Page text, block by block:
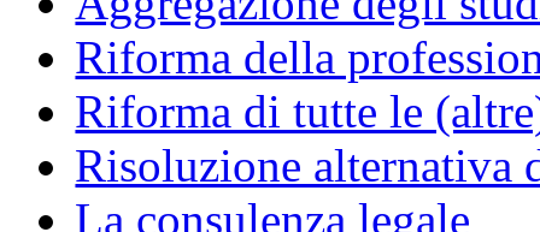
Riforma della
Riforma di tutte le
Risoluzione alternativa
La consulenza legale